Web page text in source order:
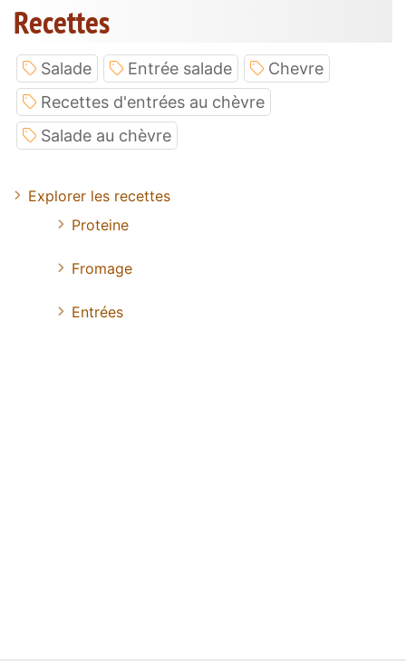
Recettes
Salade Entrée salade
Chevre
Recettes d'entrées au chèvre
Salade au chèvre
Explorer les recettes
Proteine
Fromage
Entrées